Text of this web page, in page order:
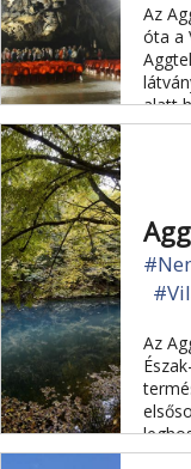
Az
óta a
alatt
Az